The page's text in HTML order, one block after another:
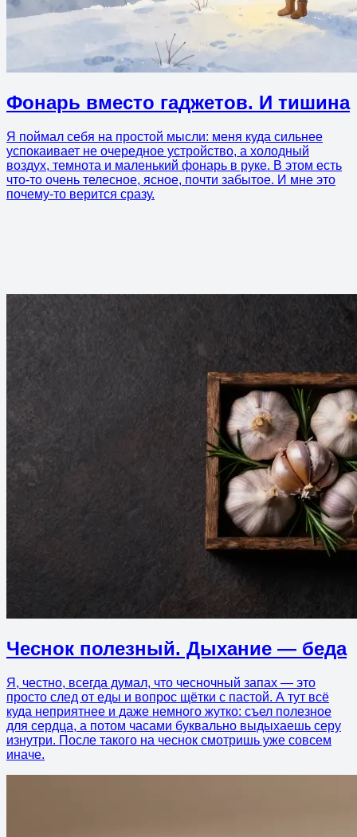
Фонарь вместо гаджетов. И тишина
Я поймал себя на простой мысли: меня куда сильнее
успокаивает не очередное устройство, а холодный
воздух, темнота и маленький фонарь в руке. В этом есть
что-то очень телесное, ясное, почти забытое. И мне это
почему-то верится сразу.
Чеснок полезный. Дыхание — беда
Я, честно, всегда думал, что чесночный запах — это
просто след от еды и вопрос щётки с пастой. А тут всё
куда неприятнее и даже немного жутко: съел полезное
для сердца, а потом часами буквально выдыхаешь серу
изнутри. После такого на чеснок смотришь уже совсем
иначе.